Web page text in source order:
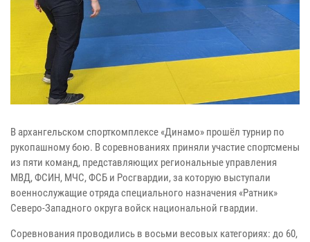
В архангельском спорткомплексе «Динамо» прошёл турнир по
рукопашному бою. В соревнованиях приняли участие спортсмены
из пяти команд, представляющих региональные управления
МВД, ФСИН, МЧС, ФСБ и Росгвардии, за которую выступали
военнослужащие отряда специального назначения «Ратник»
Северо-Западного округа войск национальной гвардии.
Соревнования проводились в восьми весовых категориях: до 60,